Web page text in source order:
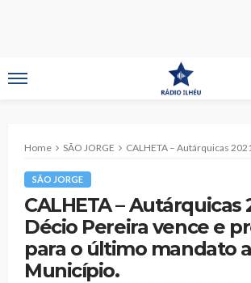
Home SÃO JORGE CALHETA – Autárquicas 2021. Décio Pereira vence e
SÃO JORGE
CALHETA – Autárquicas
Décio Pereira vence e
para o último mandato
Município.